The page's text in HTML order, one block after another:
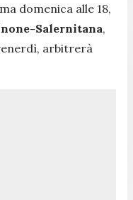
domenica alle 18,
Salernitana,
arbitrerà